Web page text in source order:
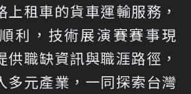
租車的貨車運輸服務，
利，技術展演賽賽事現
職缺資訊與職涯路徑，
多元產業，一同探索台灣